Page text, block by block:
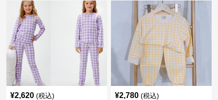
¥2,620 (税込) ¥2,780 (税込)